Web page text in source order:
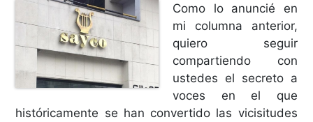
Como lo anuncié en
mi columna anterior,
quiero seguir
compartiendo con
ustedes el secreto a
voces en el que
históricamente se han convertido las vicisitudes